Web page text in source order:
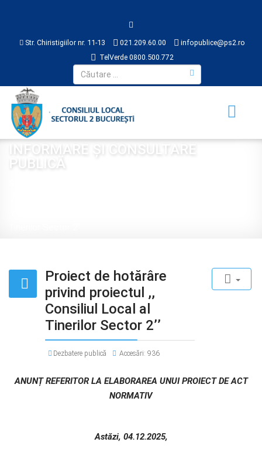
Str. Chiristigiilor nr. 11-13 021.209.60.00
infopublice@ps2.ro
TelVerde 0800.500.772
INFORMARE ŞI CONSULTARE
PUBLICĂ
Proiect de hotărâre
privind proiectul ,,
Consiliul Local al
Tinerilor Sector 2’’
Dezbatere publică Accesări: 936
ANUNȚ REFERITOR LA ELABORAREA UNUI PROIECT DE ACT
NORMATIV
Astăzi, 04.12.2025,